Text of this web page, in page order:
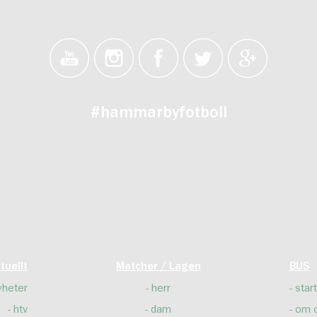
#hammarbyfotboll
htv
Matcher / Lagen
herr
dam
BUS
start
om